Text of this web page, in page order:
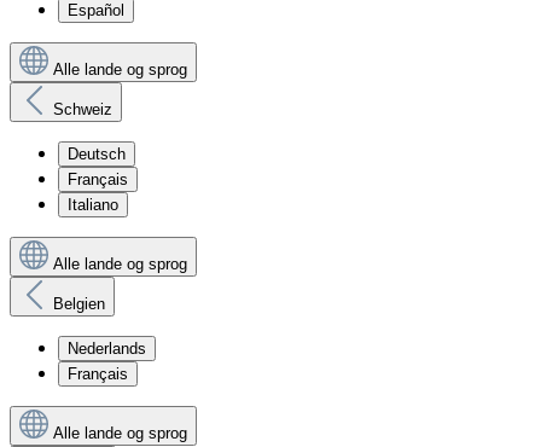
Español
Alle lande og sprog
Schweiz
Deutsch
Français
Italiano
Alle lande og sprog
Belgien
Nederlands
Français
Alle lande og sprog